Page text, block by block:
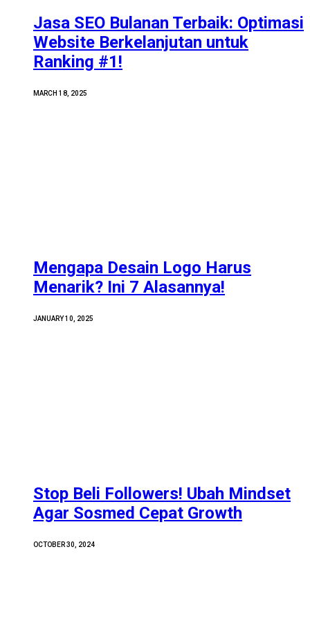
Jasa SEO Bulanan Terbaik: Optimasi
Website Berkelanjutan untuk
Ranking #1!
MARCH 18, 2025
Mengapa Desain Logo Harus
Menarik? Ini 7 Alasannya!
JANUARY 10, 2025
Stop Beli Followers! Ubah Mindset
Agar Sosmed Cepat Growth
OCTOBER 30, 2024